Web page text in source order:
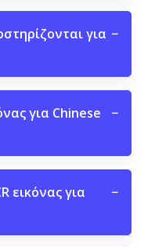
για −
για Chinese
−
εικόνας για
−